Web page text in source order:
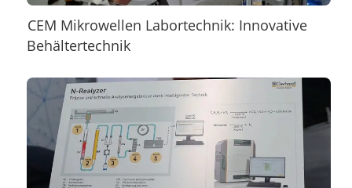
CEM Mikrowellen Labortechnik: Innovative
Behältertechnik